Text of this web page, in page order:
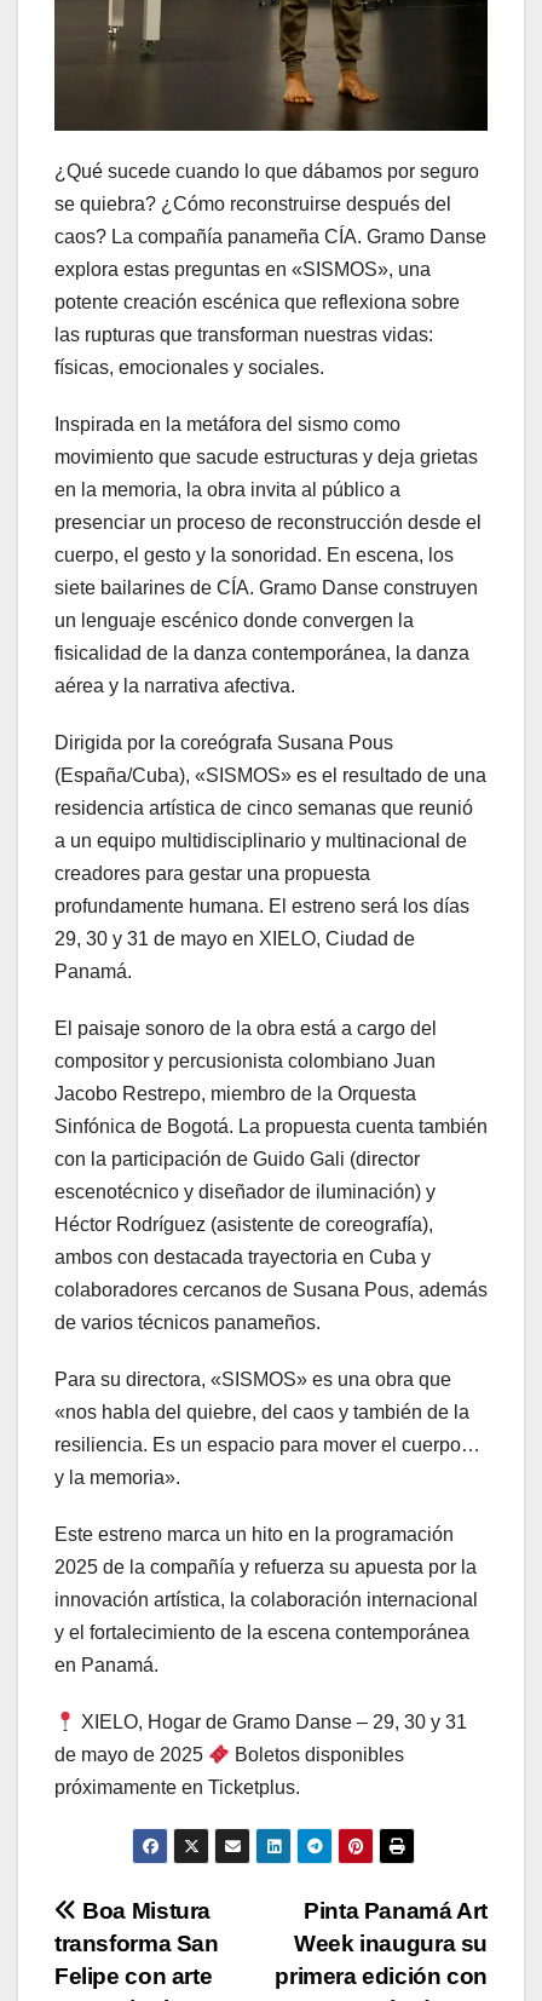
¿Qué sucede cuando lo que dábamos por seguro
se quiebra? ¿Cómo reconstruirse después del
caos? La compañía panameña CÍA. Gramo Danse
explora estas preguntas en «SISMOS», una
potente creación escénica que reflexiona sobre
las rupturas que transforman nuestras vidas:
físicas, emocionales y sociales.
Inspirada en la metáfora del sismo como
movimiento que sacude estructuras y deja grietas
en la memoria, la obra invita al público a
presenciar un proceso de reconstrucción desde el
cuerpo, el gesto y la sonoridad. En escena, los
siete bailarines de CÍA. Gramo Danse construyen
un lenguaje escénico donde convergen la
fisicalidad de la danza contemporánea, la danza
aérea y la narrativa afectiva.
Dirigida por la coreógrafa Susana Pous
(España/Cuba), «SISMOS» es el resultado de una
residencia artística de cinco semanas que reunió
a un equipo multidisciplinario y multinacional de
creadores para gestar una propuesta
profundamente humana. El estreno será los días
29, 30 y 31 de mayo en XIELO, Ciudad de
Panamá.
El paisaje sonoro de la obra está a cargo del
compositor y percusionista colombiano Juan
Jacobo Restrepo, miembro de la Orquesta
Sinfónica de Bogotá. La propuesta cuenta también
con la participación de Guido Gali (director
escenotécnico y diseñador de iluminación) y
Héctor Rodríguez (asistente de coreografía),
ambos con destacada trayectoria en Cuba y
colaboradores cercanos de Susana Pous, además
de varios técnicos panameños.
Para su directora, «SISMOS» es una obra que
«nos habla del quiebre, del caos y también de la
resiliencia. Es un espacio para mover el cuerpo…
y la memoria».
Este estreno marca un hito en la programación
2025 de la compañía y refuerza su apuesta por la
innovación artística, la colaboración internacional
y el fortalecimiento de la escena contemporánea
en Panamá.
XIELO, Hogar de Gramo Danse – 29, 30 y 31
de mayo de 2025
Boletos disponibles
próximamente en Ticketplus.
Navegación
de
Pinta Panamá Art
Week inaugura su
primera edición con
Boa Mistura
transforma San
Felipe con arte